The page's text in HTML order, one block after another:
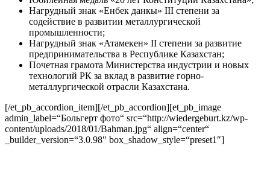
Нагрудный знак «Енбек данкы» III степени за
содействие в развитии металлургической
промышленности;
Нагрудный знак «Атамекен» II степени за развитие
предпринимательства в Республике Казахстан;
Почетная грамота Министерства индустрии и новых
технологий РК за вклад в развитие горно-
металлургической отрасли Казахстана.
[/et_pb_accordion_item][/et_pb_accordion][et_pb_image
admin_label=“Больгерт фото“ src=“http://wiedergeburt.kz/wp-
content/uploads/2018/01/Bahman.jpg“ align=“center“
_builder_version=“3.0.98″ box_shadow_style=“preset1″]